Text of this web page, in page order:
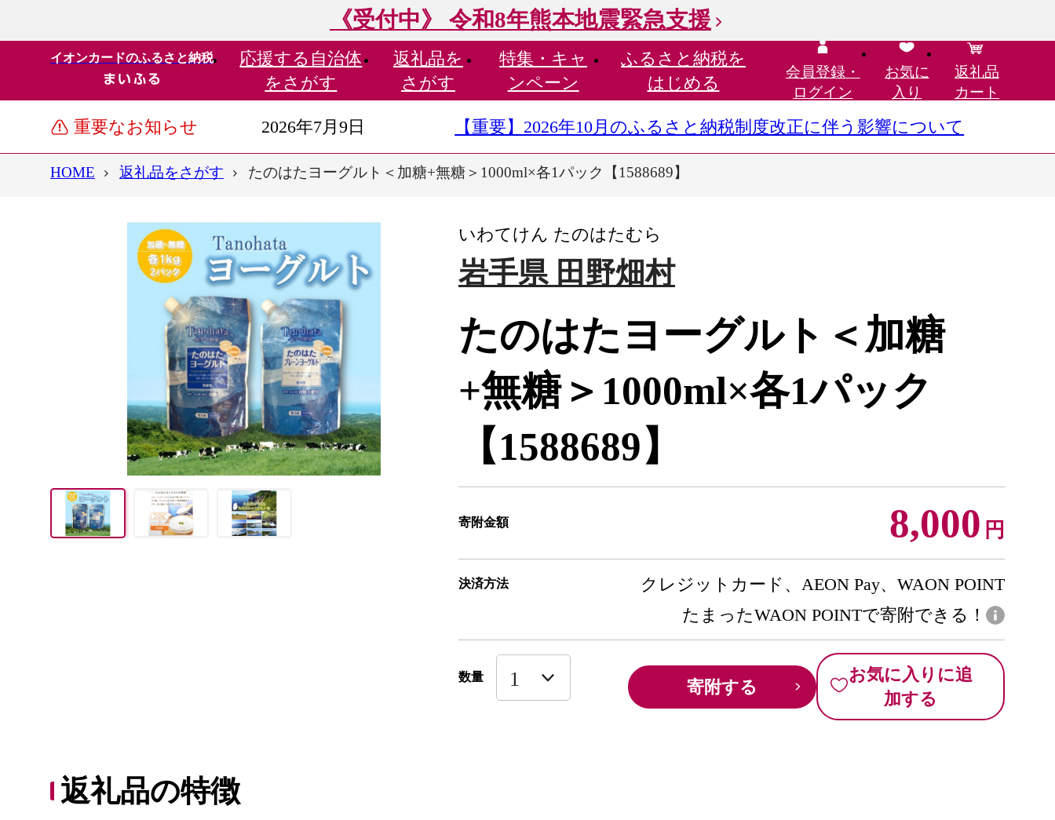
《受付中》 令和8年熊本地震緊急支援
イオンカードのふるさと納税 応援する 自治体
をさがす
返礼品を
さがす
特集・ キャ
ンペーン
ふるさと納税を
はじめる
会員登録・
ログイン
お気に
入り
返礼品
カート
重要なお知らせ 2026年7月9日 【重要】2026年10月のふるさと納税制度改正に伴う影響について
HOME 返礼品をさがす たのはたヨーグルト＜加糖+無糖＞1000ml×各1パック【1588689】
いわてけん たのはたむら
岩手県 田野畑村
たのはたヨーグルト＜加糖
+無糖＞1000ml×各1パック
【1588689】
寄附金額 8,000 円
決済方法
クレジットカード、AEON Pay、WAON POINT
たまったWAON POINTで寄附できる！
数量 寄附する
お気に入りに追
加する
返礼品の特徴